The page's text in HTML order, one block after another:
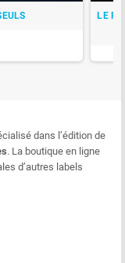
LE
dans l’édition de
. La boutique en ligne
d’autres labels